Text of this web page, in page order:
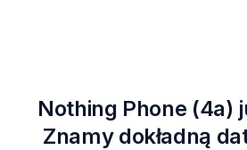
Nothing Phone (4a)
Znamy dokładną